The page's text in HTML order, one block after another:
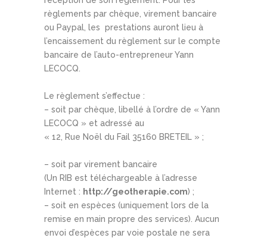
règlements par chèque, virement bancaire
ou Paypal, les prestations auront lieu à
l’encaissement du règlement sur le compte
bancaire de l’auto-entrepreneur Yann
LECOCQ.
Le règlement s’effectue :
– soit par chèque, libellé à l’ordre de « Yann
LECOCQ » et adressé au
« 12, Rue Noël du Fail 35160 BRETEIL » ;
– soit par virement bancaire
(Un RIB est téléchargeable à l’adresse
Internet : http://geotherapie.com) ;
– soit en espèces (uniquement lors de la
remise en main propre des services). Aucun
envoi d’espèces par voie postale ne sera